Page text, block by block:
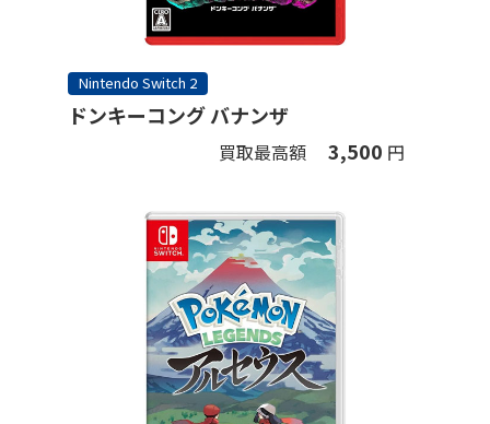
Nintendo Switch 2
ドンキーコング バナンザ
買取最高額 3,500 円